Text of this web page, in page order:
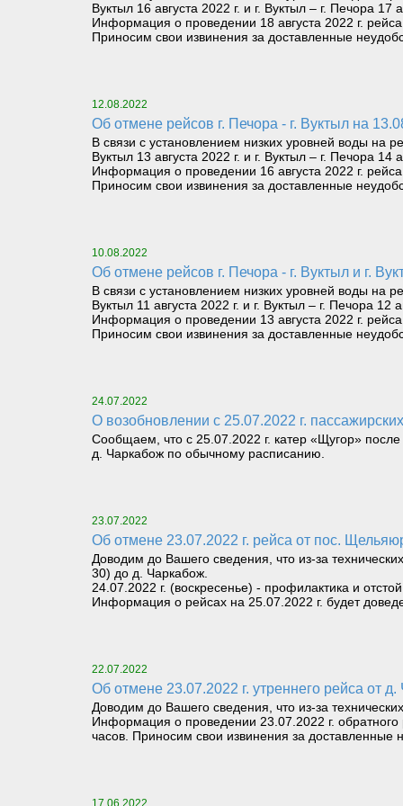
Вуктыл 16 августа 2022 г. и г. Вуктыл – г. Печора 17
Информация о проведении 18 августа 2022 г.
Приносим свои извинения за доставленные
12.08.2022
Об отмене рейсов г. Печора - г. Вуктыл на
В связи с установлением низких уровней воды на
Вуктыл 13 августа 2022 г. и г. Вуктыл – г. Печора 14
Информация о проведении 16 августа 2022 г.
Приносим свои извинения за доставленные
10.08.2022
Об отмене рейсов г. Печора - г. Вуктыл и г.
В связи с установлением низких уровней воды на
Вуктыл 11 августа 2022 г. и г. Вуктыл – г. Печора 12
Информация о проведении 13 августа 2022 г.
Приносим свои извинения за доставленные
24.07.2022
О возобновлении с 25.07.2022 г.
Сообщаем, что с 25.07.2022 г. катер «Щугор»
д. Чаркабож по обычному расписанию.
23.07.2022
Об отмене 23.07.2022 г. рейса от пос.
Доводим до Вашего сведения, что из-за
30) до д. Чаркабож.
24.07.2022 г. (воскресенье) - профилактика и
Информация о рейсах на 25.07.2022 г. будет
22.07.2022
Об отмене 23.07.2022 г. утреннего рейса от
Доводим до Вашего сведения, что из-за
Информация о проведении 23.07.2022 г.
часов. Приносим свои извинения за доставленные
17.06.2022